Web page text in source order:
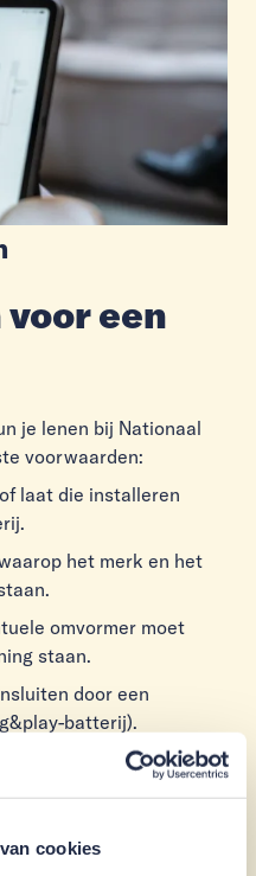
cookies
een
je lenen bij Nationaal
voorwaarden:
laat die installeren
het merk en het
omvormer moet
staan.
door een
batterij).
eigen terrein.
maximaal € 8.500